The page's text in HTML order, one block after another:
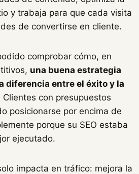
y trabaja para que cada visita
de convertirse en cliente.
comprobar cómo, en
una buena estrategia
diferencia entre el éxito y la
Clientes con presupuestos
posicionarse por encima de
porque su SEO estaba
ejecutado.
impacta en tráfico: mejora la